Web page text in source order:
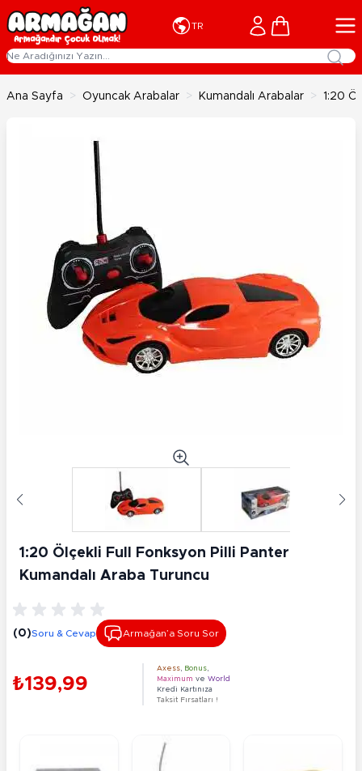
İçeriğe geç
TR Cart
Ana Sayfa > Oyuncak Arabalar > Kumandalı Arabalar > 1:20
1:20 Ölçekli Full Fonksyon Pilli Panter
Kumandalı Araba Turuncu
(0)Soru & Cevap Armağan’a Soru Sor
₺139,99
Axess Bonus
Maximum ve World
Kredi Kartınıza
Taksit Fırsatları !